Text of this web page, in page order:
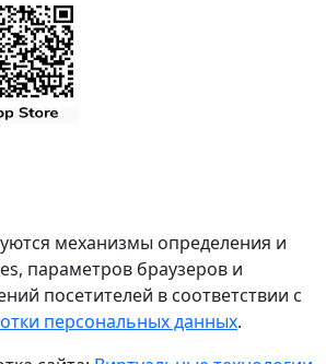
механизмы определения и
параметров браузеров и
посетителей в соответствии с
персональных данных.